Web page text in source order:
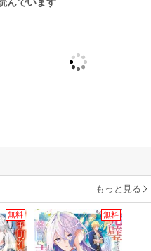
もっと見る
無料 無料